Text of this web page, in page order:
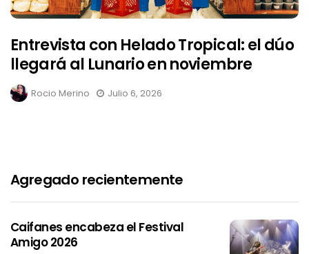
Entrevista con Helado Tropical: el dúo
llegará al Lunario en noviembre
Rocio Merino Julio 6, 2026
Agregado recientemente
Caifanes encabeza el Festival
Amigo 2026